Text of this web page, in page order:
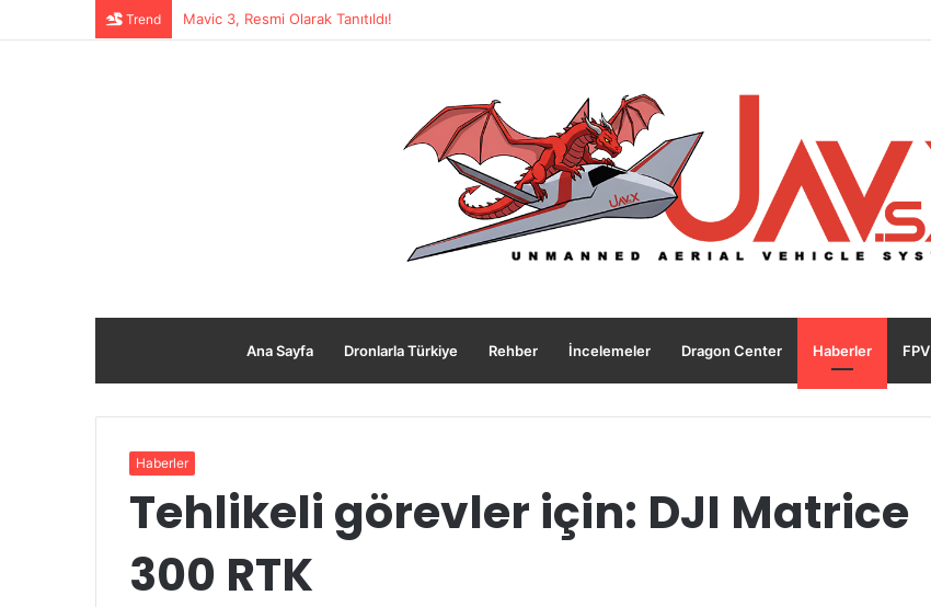
Trend
Ana Sayfa Dronlarla Türkiye Rehber İncelemeler Dragon Center Haberler FPV
Haberler
Tehlikeli görevler için: DJI Matrice
300 RTK